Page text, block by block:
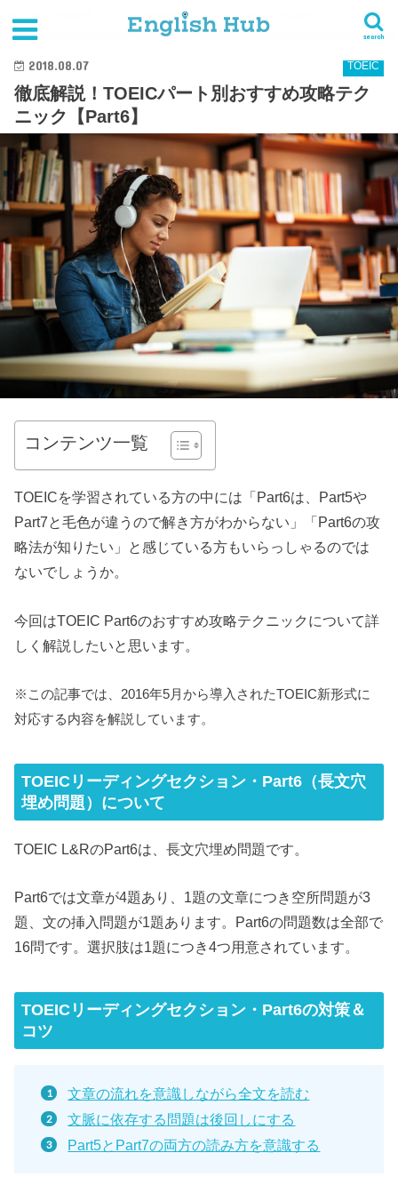
search
TOEIC 徹底解説！TOEICパート別おすすめ攻略テクニック【Part6】
TOEIC
2018.08.07
徹底解説！TOEICパート別おすすめ攻略テク
ニック【Part6】
コンテンツ一覧
TOEICを学習されている方の中には「Part6は、Part5や
Part7と毛色が違うので解き方がわからない」「Part6の攻
略法が知りたい」と感じている方もいらっしゃるのでは
ないでしょうか。
今回はTOEIC Part6のおすすめ攻略テクニックについて詳
しく解説したいと思います。
※この記事では、2016年5月から導入されたTOEIC新形式に
対応する内容を解説しています。
TOEICリーディングセクション・Part6（長文穴
埋め問題）について
TOEIC L&RのPart6は、長文穴埋め問題です。
Part6では文章が4題あり、1題の文章につき空所問題が3
題、文の挿入問題が1題あります。Part6の問題数は全部で
16問です。選択肢は1題につき4つ用意されています。
TOEICリーディングセクション・Part6の対策＆
コツ
文章の流れを意識しながら全文を読む
文脈に依存する問題は後回しにする
Part5とPart7の両方の読み方を意識する